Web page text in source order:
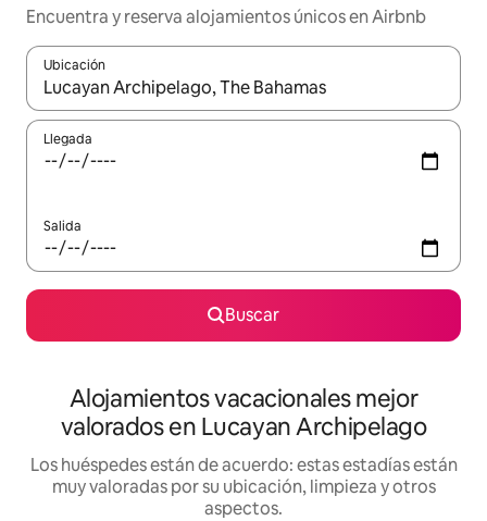
Encuentra y reserva alojamientos únicos en Airbnb
Ubicación
Cuando los resultados estén disponibles, navega con las
Llegada
Salida
Buscar
Alojamientos vacacionales mejor
valorados en Lucayan Archipelago
Los huéspedes están de acuerdo: estas estadías están
muy valoradas por su ubicación, limpieza y otros
aspectos.